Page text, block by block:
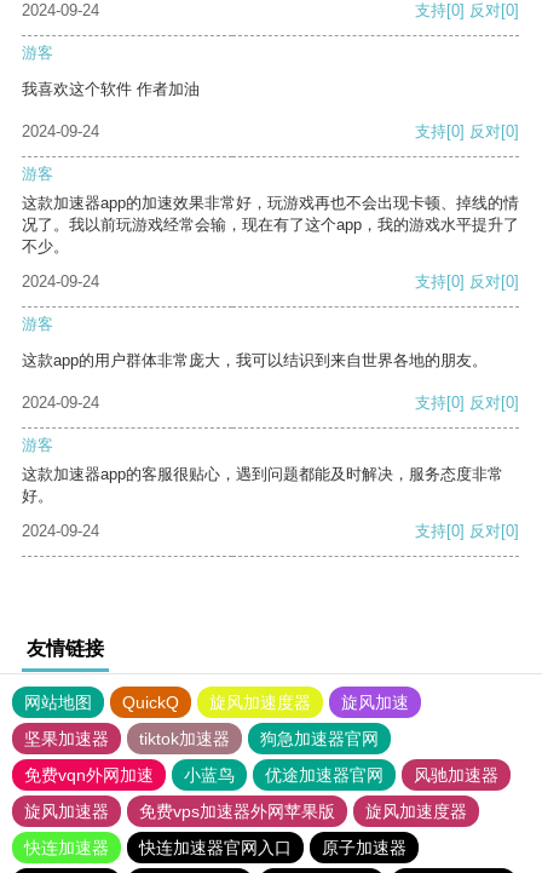
2024-09-24 支持[0] 反对[0]
游客
我喜欢这个软件 作者加油
2024-09-24 支持[0] 反对[0]
游客
这款加速器app的加速效果非常好，玩游戏再也不会出现卡顿、掉线的情
况了。我以前玩游戏经常会输，现在有了这个app，我的游戏水平提升了
不少。
2024-09-24
支持[0] 反对[0]
游客
这款app的用户群体非常庞大，我可以结识到来自世界各地的朋友。
2024-09-24 支持[0] 反对[0]
游客
这款加速器app的客服很贴心，遇到问题都能及时解决，服务态度非常
好。
2024-09-24
支持[0] 反对[0]
友情链接
网站地图 QuickQ 旋风加速度器
旋风加速
坚果加速器
tiktok加速器
狗急加速器官网
免费vqn外网加速
小蓝鸟 优途加速器官网
风驰加速器
旋风加速器
免费vps加速器外网苹果版
旋风加速度器
快连加速器
快连加速器官网入口
原子加速器